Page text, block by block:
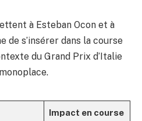
à Esteban Ocon et à
de s’insérer dans la course
du Grand Prix d’Italie
Impact en course